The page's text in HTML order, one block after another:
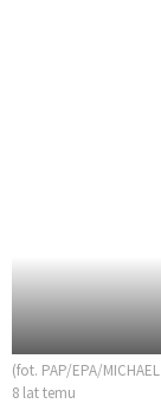
(fot. PAP/EPA/
8 lat temu